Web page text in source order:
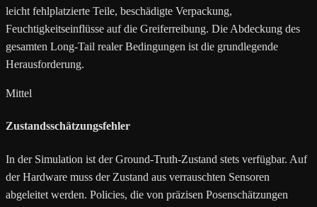
leicht fehlplatzierte Teile, beschädigte Verpackung,
Feuchtigkeitseinflüsse auf die Greiferreibung. Die Abdeckung des
gesamten Long-Tail realer Bedingungen ist die grundlegende
Herausforderung.
Mittel
Zustandsschätzungsfehler
In der Simulation ist der Ground-Truth-Zustand stets verfügbar. Auf
der Hardware muss der Zustand aus verrauschten Sensoren
abgeleitet werden. Policies, die von präzisen Posenschätzungen